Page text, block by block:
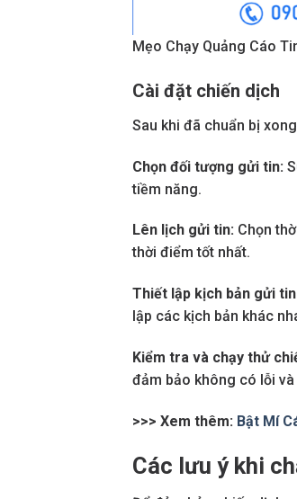
Mẹo Chạy Quảng Cáo
Cài đặt chiến dịch
Sau khi đã chuẩn bị
Chọn đối tượng gửi tin:
tiềm năng.
Lên lịch gửi tin: Chọn
thời điểm tốt nhất.
Thiết lập kịch bản gửi
lập các kịch bản khác
Kiểm tra và chạy thử
đảm bảo không có lỗi
>>> Xem thêm: Bật Mí
Các lưu ý khi